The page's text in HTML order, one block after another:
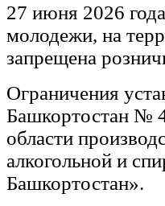
27 июня 2026
молодежи, на
запрещена
Ограничения
Башкортостан №
области
алкогольной и
Башкортостан».